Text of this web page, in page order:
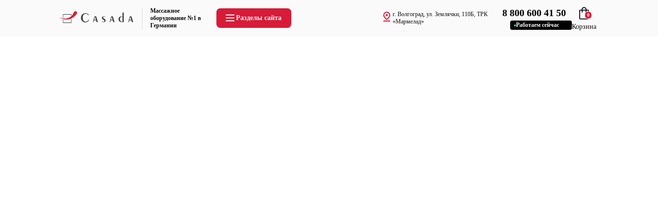
Массажное
оборудование №1 в
Германии
Разделы сайта
г. Волгоград, ул. Землячки, 110Б, ТРК
«Мармелад»
8 800 600 41 50
Работаем сейчас
0
Корзина